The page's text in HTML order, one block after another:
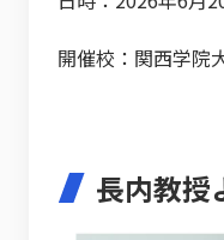
開催校：関西学院
長内教授